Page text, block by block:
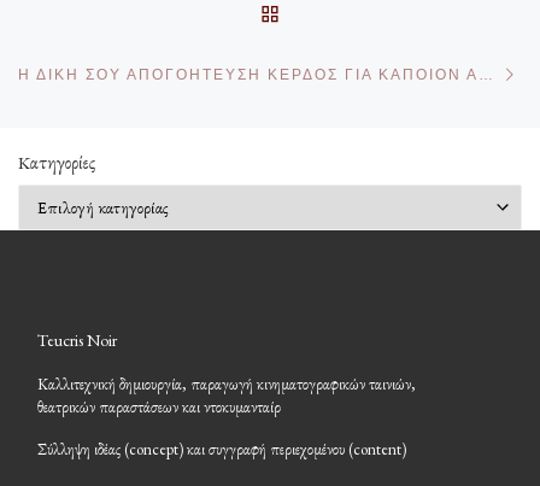
Kατηγορίες
Teucris Noir
Καλλιτεχνική δημιουργία, παραγωγή κινηματογραφικών ταινιών,
θεατρικών παραστάσεων και ντοκυμανταίρ
Σύλληψη ιδέας (concept) και συγγραφή περιεχομένου (content)